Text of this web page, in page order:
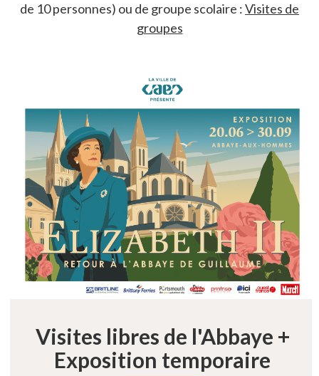
de 10 personnes) ou de groupe scolaire :Visites de
groupes
Visites libres de l'Abbaye +
Exposition temporaire